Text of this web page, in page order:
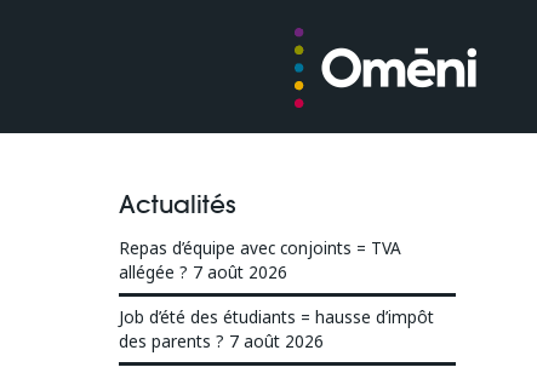
Actualités
Repas d’équipe avec conjoints = TVA
allégée ? 7 août 2026
Job d’été des étudiants = hausse d’impôt
des parents ? 7 août 2026